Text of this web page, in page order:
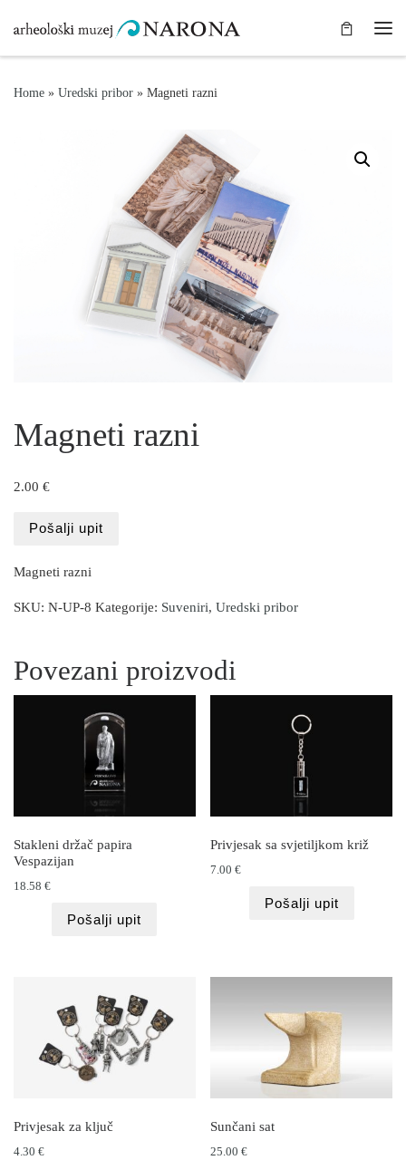
Skip to content
Home » Uredski pribor » Magneti razni
Magneti razni
2.00 €
Pošalji upit
Magneti razni
SKU: N-UP-8 Kategorije: Suveniri, Uredski pribor
Povezani proizvodi
Stakleni držač papira
Vespazijan
18.58 €
Pošalji upit
Privjesak sa svjetiljkom križ
7.00€
Pošalji upit
Privjesak za ključ
4.30 €
Sunčani sat
25.00€